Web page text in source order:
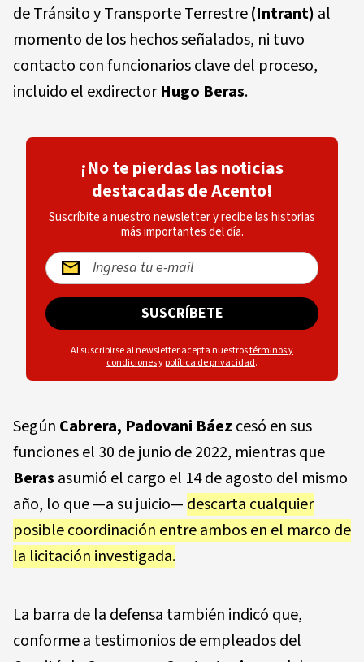
de Tránsito y Transporte Terrestre(Intrant) al
momento de los hechos señalados, ni tuvo
contacto con funcionarios clave del proceso,
incluido el exdirectorHugo Beras.
¡No te pierdas las noticias
destacadas de Acento!
Suscríbite a nuestro newsletter y recibe las historias
más importantes del día.
SUSCRÍBETE
Al suscribirse al newsletter acepta nuestrostérminos y
condicionesypolítica de privacidad.
Según Cabrera, Padovani Báez cesó en sus
funciones el 30 de junio de 2022, mientras que
Beras asumió el cargo el 14 de agosto del mismo
año, lo que —a su juicio— descarta cualquier
posible coordinación entre ambos en el marco de
la licitación investigada.
La barra de la defensa también indicó que,
conforme a testimonios de empleados del